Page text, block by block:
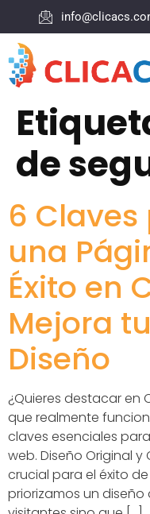
de
6
una
Éxito en
Mejora
Diseño
¿Quieres destacar en
que realmente
claves esenciales
web. Diseño Original y
crucial para el éxito
priorizamos un